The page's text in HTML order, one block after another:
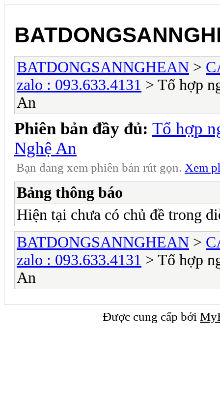
BATDONGSANNGHEAN >
zalo : 093.633.4131 > Tổ hợp
An
Phiên bản đầy đủ: Tổ hợp
Nghệ An
Bạn đang xem phiên bản rút gọn. Xem
Bảng thông báo
Hiện tại chưa có chủ đề trong
BATDONGSANNGHEAN >
zalo : 093.633.4131 > Tổ hợp
An
Được cung cấp bởi